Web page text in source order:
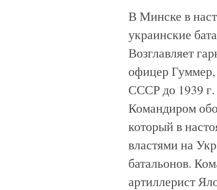
В Минске в
украинские
Возглавляет
офицер
СССР до 1939
Командиром
который в
властями на
батальонов.
артиллерист